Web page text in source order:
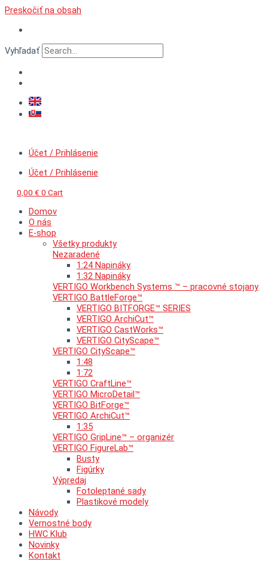
Preskočiť na obsah
Vyhľadať
Účet / Prihlásenie
Účet / Prihlásenie
0,00 € 0 Cart
Domov
O nás
E-shop
Všetky produkty
Nezaradené
1:24 Napináky
1:32 Napináky
VERTIGO Workbench Systems ™ – pracovné stojany
VERTIGO BattleForge™
VERTIGO BITFORGE™ SERIES
VERTIGO ArchiCut™
VERTIGO CastWorks™
VERTIGO CityScape™
VERTIGO CityScape™
1:48
1:72
VERTIGO CraftLine™
VERTIGO MicroDetail™
VERTIGO BitForge™
VERTIGO ArchiCut™
1:35
VERTIGO GripLine™ – organizér
VERTIGO FigureLab™
Busty
Figúrky
Výpredaj
Fotoleptané sady
Plastikové modely
Návody
Vernostné body
HWC Klub
Novinky
Kontakt